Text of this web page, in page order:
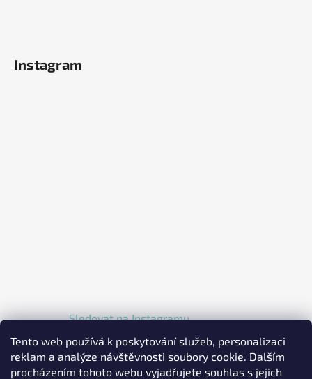
Tento web používá k poskytování služeb, personalizaci
reklam a analýze návštěvnosti soubory cookie. Dalším
procházením tohoto webu vyjadřujete souhlas s jejich
Instagram
Sledovat na Instagramu